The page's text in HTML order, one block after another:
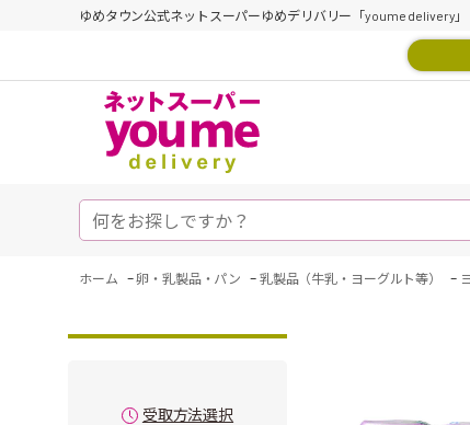
ゆめタウン公式ネットスーパーゆめデリバリー「youme delivery」
ホーム -卵・乳製品・パン - 乳製品（牛乳・ヨーグルト等） -
受取方法選択